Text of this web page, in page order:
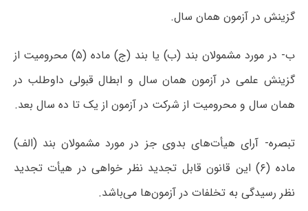
گزینش در آزمون همان سال.
ب- در مورد مشمولان بند (ب) یا بند (ج) ماده (۵) محرومیت از
گزینش علمی در آزمون همان سال و ابطال قبولی داوطلب در
همان سال و محرومیت از شرکت در آزمون از یک تا ده سال بعد.
تبصره- آرای هیأت‌های بدوی جز در مورد مشمولان بند (الف)
ماده (۶) این قانون قابل تجدید نظر خواهی در هیأت تجدید
نظر رسیدگی به تخلفات در آزمون‌ها می‌باشد.